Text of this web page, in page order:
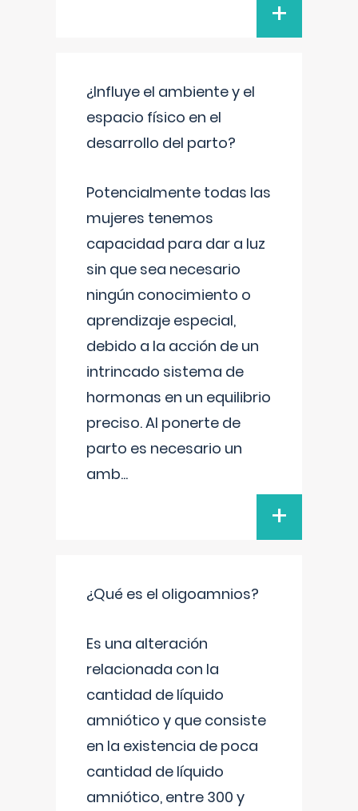
+
¿Influye el ambiente y el
espacio físico en el
desarrollo del parto?
Potencialmente todas las
mujeres tenemos
capacidad para dar a luz
sin que sea necesario
ningún conocimiento o
aprendizaje especial,
debido a la acción de un
intrincado sistema de
hormonas en un equilibrio
preciso. Al ponerte de
parto es necesario un
amb...
+
¿Qué es el oligoamnios?
Es una alteración
relacionada con la
cantidad de líquido
amniótico y que consiste
en la existencia de poca
cantidad de líquido
amniótico, entre 300 y